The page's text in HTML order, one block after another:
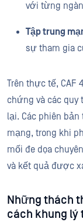
với từng
Tập trung
sự tham gia
Trên thực tế, CAF
chứng và các quy
lại. Các phiên
mạng, trong khi
mối đe dọa
và kết quả được
Những thách
cách khung lý